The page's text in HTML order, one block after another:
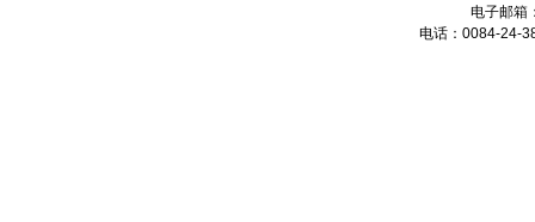
电子邮箱
电话：0084-24-